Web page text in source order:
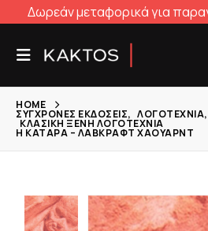
Δωρεάν μεταφορικά για
HOME
ΣΎΓΧΡΟΝΕΣ ΕΚΔΌΣΕΙΣ, ΛΟΓΟΤΕΧΝΊΑ,
ΚΛΑΣΙΚΉ ΞΈΝΗ ΛΟΓΟΤΕΧΝΊΑ
Η ΚΑΤΆΡΑ – ΛΆΒΚΡΑΦΤ ΧΆΟΥΑΡΝΤ